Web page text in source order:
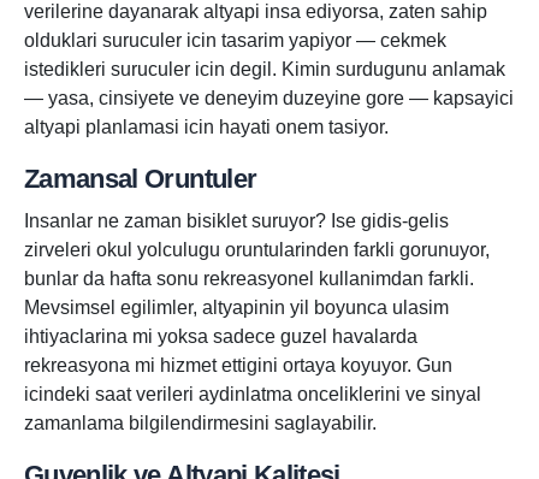
verilerine dayanarak altyapi insa ediyorsa, zaten sahip
olduklari suruculer icin tasarim yapiyor — cekmek
istedikleri suruculer icin degil. Kimin surdugunu anlamak
— yasa, cinsiyete ve deneyim duzeyine gore — kapsayici
altyapi planlamasi icin hayati onem tasiyor.
Zamansal Oruntuler
Insanlar ne zaman bisiklet suruyor? Ise gidis-gelis
zirveleri okul yolculugu oruntularinden farkli gorunuyor,
bunlar da hafta sonu rekreasyonel kullanimdan farkli.
Mevsimsel egilimler, altyapinin yil boyunca ulasim
ihtiyaclarina mi yoksa sadece guzel havalarda
rekreasyona mi hizmet ettigini ortaya koyuyor. Gun
icindeki saat verileri aydinlatma onceliklerini ve sinyal
zamanlama bilgilendirmesini saglayabilir.